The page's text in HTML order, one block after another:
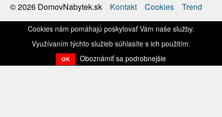
© 2026 DomovNabytek.sk
Kontakt Cookies Trend
Cookies nám pomáhajú poskytovať Vám naše služby.
Využívaním týchto služieb súhlasíte s ich použitím.
OK Oboznámiť sa podrobnejšie